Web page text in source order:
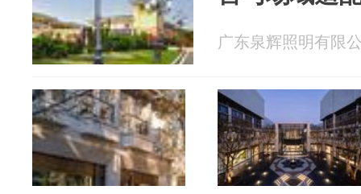
广东泉辉照明有限